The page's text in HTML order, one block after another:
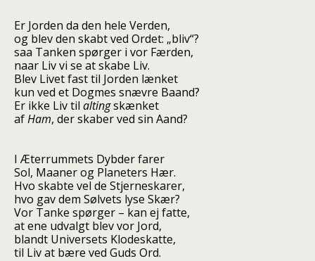
Er Jorden da den hele Verden,
og blev den skabt ved Ordet: „bliv“?
saa Tanken spørger i vor Færden,
naar Liv vi se at skabe Liv.
Blev Livet fast til Jorden lænket
kun ved et Dogmes snævre Baand?
Er ikke Liv til altingskænket
afHam, der skaber ved sin Aand?
I Æterrummets Dybder farer
Sol, Maaner og Planeters Hær.
Hvo skabte vel de Stjerneskarer,
hvo gav dem Sølvets lyse Skær?
Vor Tanke spørger – kan ej fatte,
at ene udvalgt blev vor Jord,
blandt Universets Klodeskatte,
til Liv at bære ved Guds Ord.